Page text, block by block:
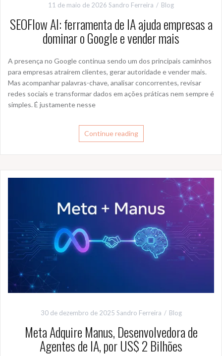
11 de maio de 2026 Sandro Ferreira Blog
SEOFlow AI: ferramenta de IA ajuda empresas a
dominar o Google e vender mais
A presença no Google continua sendo um dos principais caminhos
para empresas atraírem clientes, gerar autoridade e vender mais.
Mas acompanhar palavras-chave, analisar concorrentes, revisar
redes sociais e transformar dados em ações práticas nem sempre é
simples. É justamente nesse
Continue reading
30 de dezembro de 2025 Sandro Ferreira Blog
Meta Adquire Manus, Desenvolvedora de
Agentes de IA, por US$ 2 Bilhões